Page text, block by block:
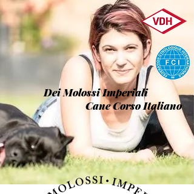
Dei Molossi Imperiali
Cane Corso Italiano